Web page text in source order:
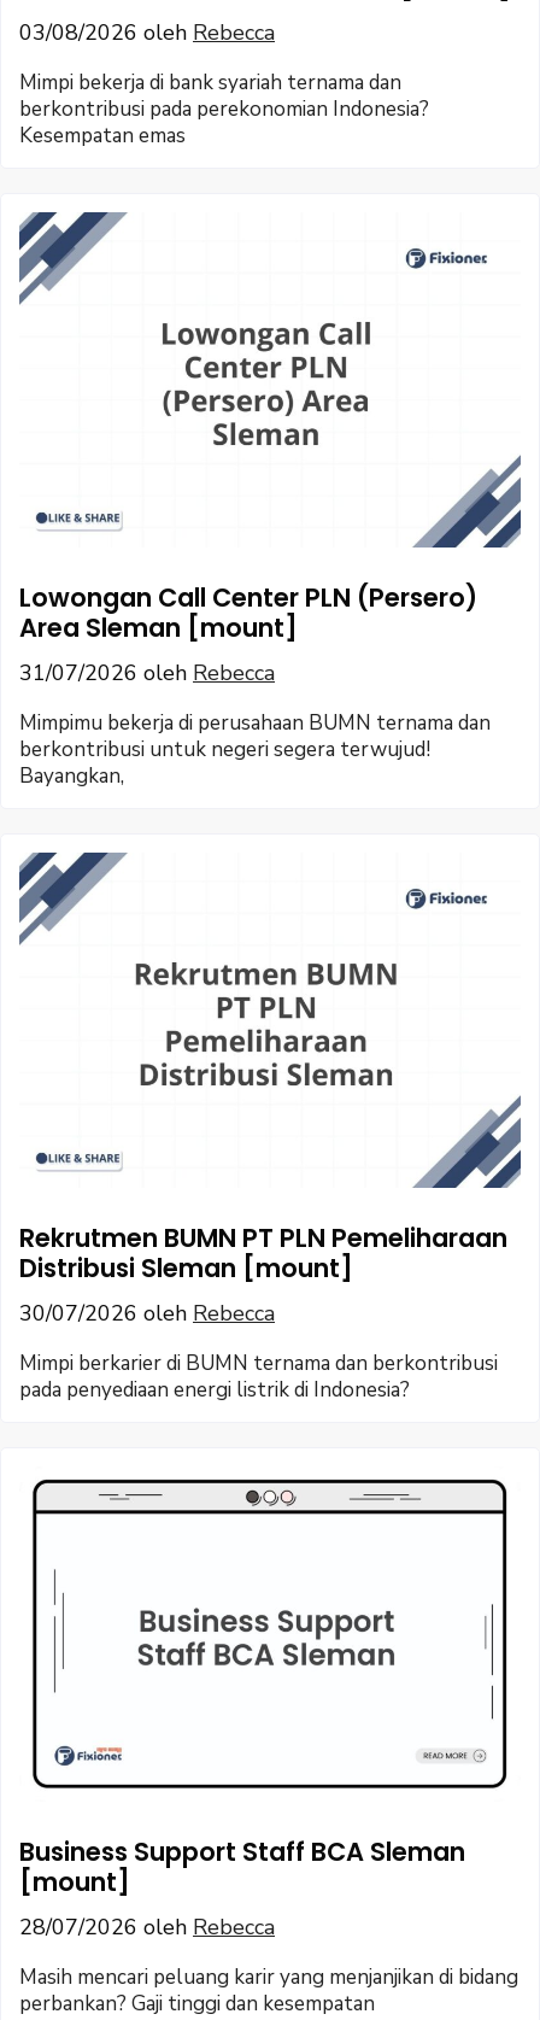
03/08/2026 oleh Rebecca
Mimpi bekerja di bank syariah ternama dan
berkontribusi pada perekonomian Indonesia?
Kesempatan emas
Lowongan Call Center PLN (Persero)
Area Sleman [mount]
31/07/2026 oleh Rebecca
Mimpimu bekerja di perusahaan BUMN ternama dan
berkontribusi untuk negeri segera terwujud!
Bayangkan,
Rekrutmen BUMN PT PLN Pemeliharaan
Distribusi Sleman [mount]
30/07/2026 oleh Rebecca
Mimpi berkarier di BUMN ternama dan berkontribusi
pada penyediaan energi listrik di Indonesia?
Business Support Staff BCA Sleman
[mount]
28/07/2026 oleh Rebecca
Masih mencari peluang karir yang menjanjikan di bidang
perbankan? Gaji tinggi dan kesempatan